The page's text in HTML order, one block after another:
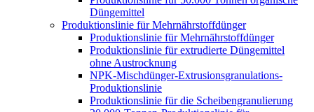
Düngemittel
Produktionslinie für Mehrnährstoffdünger
Produktionslinie für Mehrnährstoffdünger
Produktionslinie für extrudierte Düngemittel
ohne Austrocknung
NPK-Mischdünger-Extrusionsgranulations-
Produktionslinie
Produktionslinie für die Scheibengranulierung